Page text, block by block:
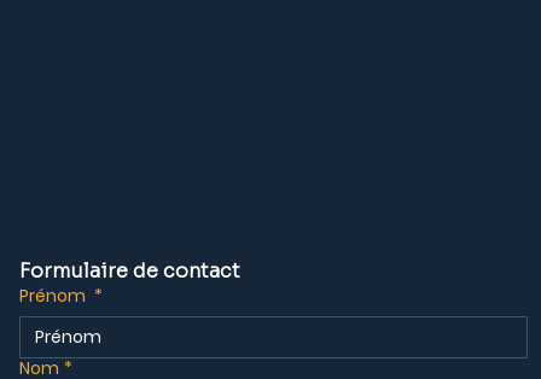
Formulaire de contact
Prénom *
Nom *